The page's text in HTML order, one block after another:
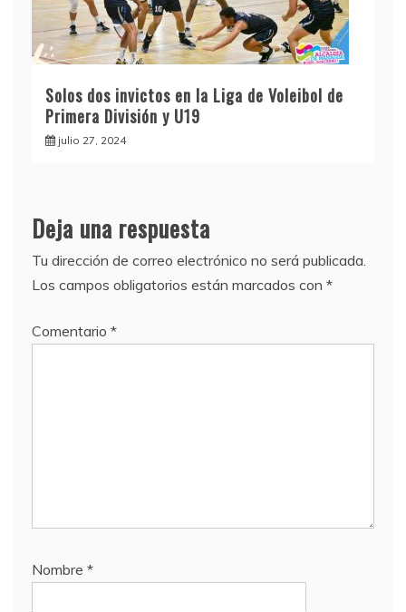
Solos dos invictos en la Liga de Voleibol de
Primera División y U19
julio 27, 2024
Deja una respuesta
Tu dirección de correo electrónico no será publicada.
Los campos obligatorios están marcados con *
Comentario *
Nombre *